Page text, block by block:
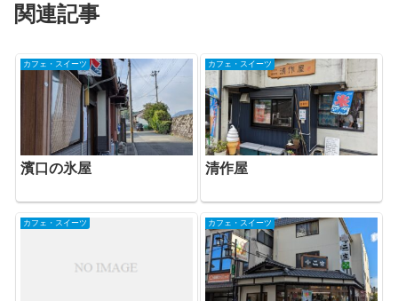
関連記事
カフェ・スイーツ
濱口の氷屋
カフェ・スイーツ
清作屋
カフェ・スイーツ カフェ・スイーツ